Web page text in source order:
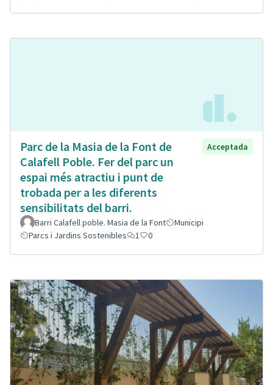
Parc de la Masia de la Font de
Calafell Poble. Fer del parc un
espai més atractiu i punt de
trobada per a les diferents
sensibilitats del barri.
Acceptada
Barri Calafell poble. Masia de la Font
Municipi
Parcs i Jardins Sostenibles
1 0